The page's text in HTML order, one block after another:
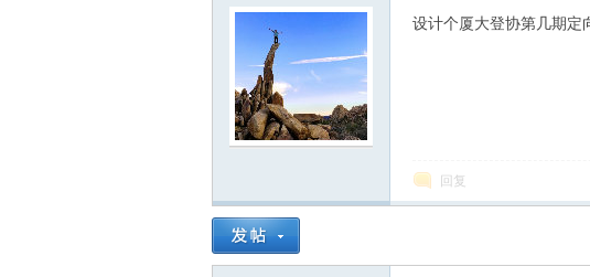
设计个厦大登协第几期定
回复